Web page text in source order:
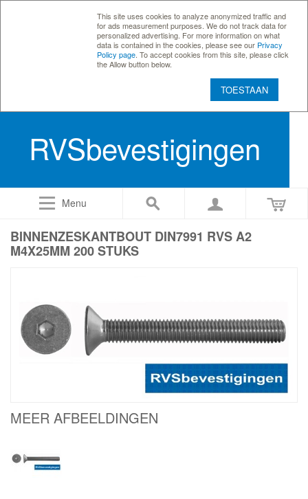
This site uses cookies to analyze anonymized traffic and
for ads measurement purposes. We do not track data for
personalized advertising. For more information on what
data is contained in the cookies, please see our Privacy
Policy page . To accept cookies from this site, please click
the Allow button below.
TOESTAAN
RVSbevestigingen
Menu
BINNENZESKANTBOUT DIN7991 RVS A2
M4X25MM 200 STUKS
MEER AFBEELDINGEN